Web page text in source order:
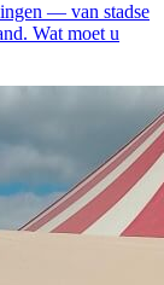
— van stadse
Wat moet u